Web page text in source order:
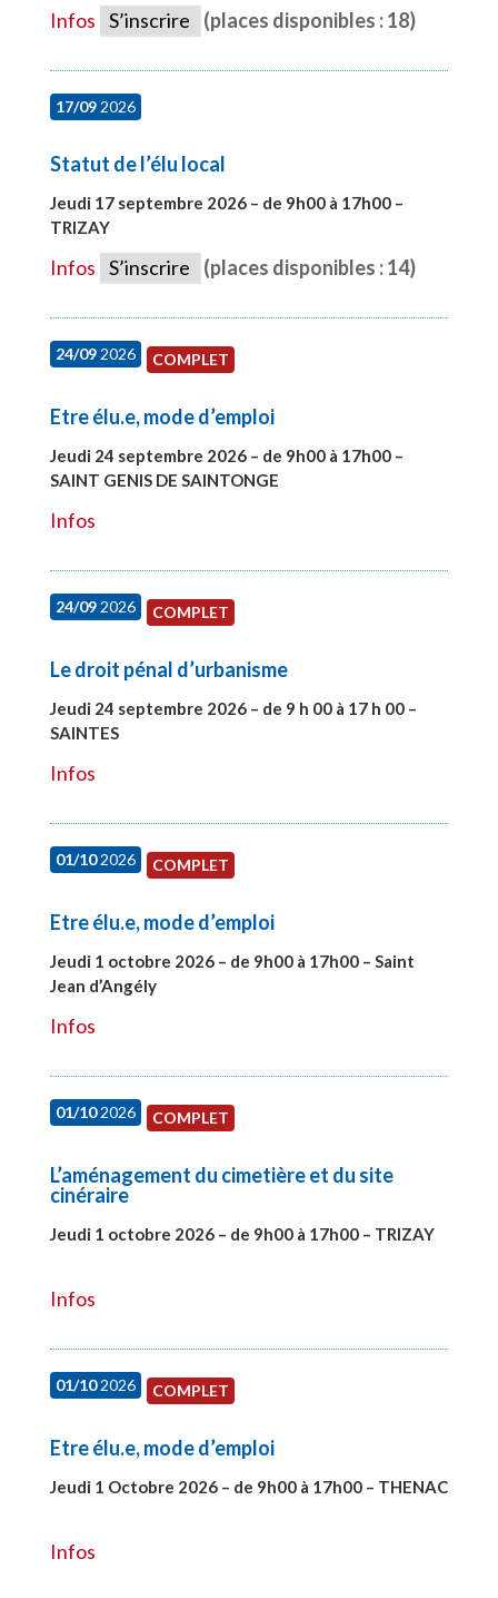
Infos S’inscrire (places disponibles : 18)
17/092026
Statut de l’élu local
Jeudi 17 septembre 2026 – de 9h00 à 17h00 –
TRIZAY
Infos S’inscrire (places disponibles : 14)
24/092026 COMPLET
Etre élu.e, mode d’emploi
Jeudi 24 septembre 2026 – de 9h00 à 17h00 –
SAINT GENIS DE SAINTONGE
Infos
24/092026 COMPLET
Le droit pénal d’urbanisme
Jeudi 24 septembre 2026 – de 9 h 00 à 17 h 00 –
SAINTES
Infos
01/102026 COMPLET
Etre élu.e, mode d’emploi
Jeudi 1 octobre 2026 – de 9h00 à 17h00 – Saint
Jean d’Angély
Infos
01/102026 COMPLET
L’aménagement du cimetière et du site
cinéraire
Jeudi 1 octobre 2026 – de 9h00 à 17h00 – TRIZAY
Infos
01/102026 COMPLET
Etre élu.e, mode d’emploi
Jeudi 1 Octobre 2026 – de 9h00 à 17h00 – THENAC
Infos